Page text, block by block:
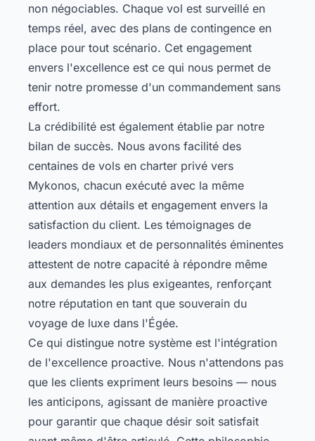
non négociables. Chaque vol est surveillé en
temps réel, avec des plans de contingence en
place pour tout scénario. Cet engagement
envers l'excellence est ce qui nous permet de
tenir notre promesse d'un commandement sans
effort.
La crédibilité est également établie par notre
bilan de succès. Nous avons facilité des
centaines de vols en charter privé vers
Mykonos, chacun exécuté avec la même
attention aux détails et engagement envers la
satisfaction du client. Les témoignages de
leaders mondiaux et de personnalités éminentes
attestent de notre capacité à répondre même
aux demandes les plus exigeantes, renforçant
notre réputation en tant que souverain du
voyage de luxe dans l'Égée.
Ce qui distingue notre système est l'intégration
de l'excellence proactive. Nous n'attendons pas
que les clients expriment leurs besoins — nous
les anticipons, agissant de manière proactive
pour garantir que chaque désir soit satisfait